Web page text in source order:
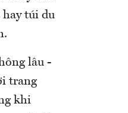
hay túi du
lâu -
trang
khi